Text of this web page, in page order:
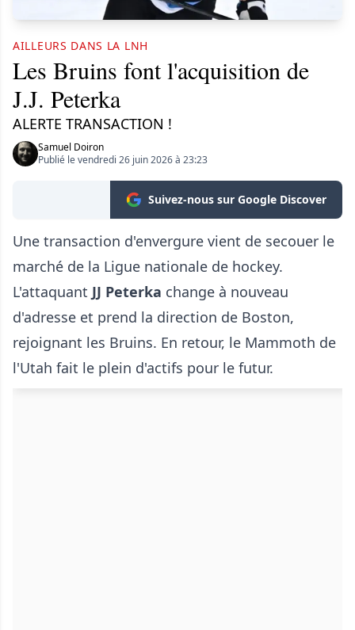
AILLEURS DANS LA LNH
Les Bruins font l'acquisition de
J.J. Peterka
ALERTE TRANSACTION !
Samuel Doiron
Publié le vendredi 26 juin 2026 à 23:23
Suivez-nous sur Google Discover
Une transaction d'envergure vient de secouer le
marché de la Ligue nationale de hockey.
L'attaquant JJ Peterka change à nouveau
d'adresse et prend la direction de Boston,
rejoignant les Bruins. En retour, le Mammoth de
l'Utah fait le plein d'actifs pour le futur.